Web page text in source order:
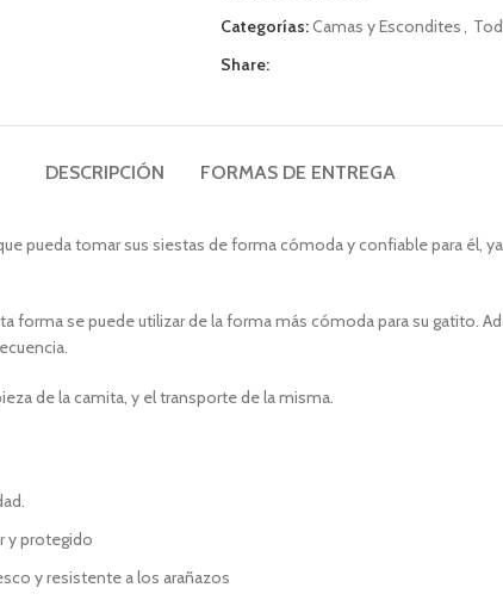
Categorías:Camas y Escondites,
Share:
DESCRIPCIÓN FORMAS DE ENTREGA
pueda tomar sus siestas de forma cómoda y confiable para él,
forma se puede utilizar de la forma más cómoda para su gatito.
de la camita, y el transporte de la misma.
y protegido
y resistente a los arañazos